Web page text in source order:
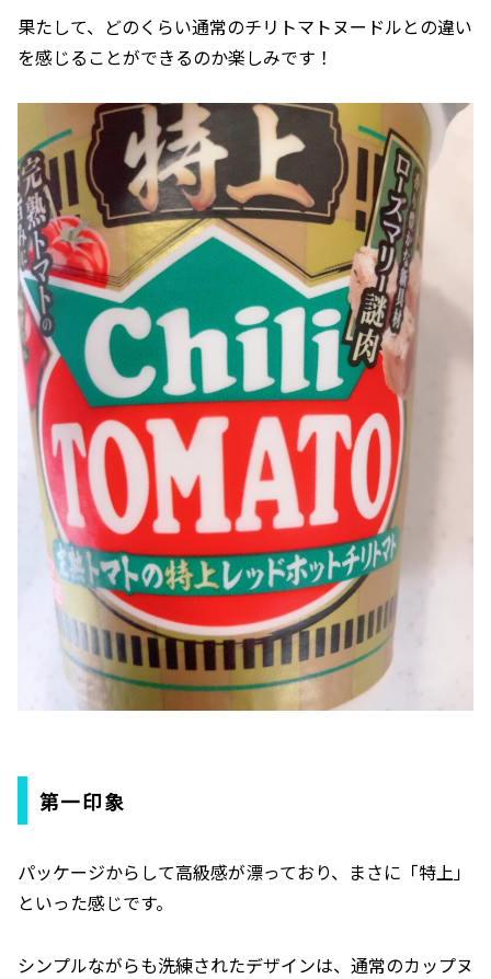
果たして、どのくらい通常のチリトマトヌードルとの違い
を感じることができるのか楽しみです！
第一印象
パッケージからして高級感が漂っており、まさに「特上」
といった感じです。
シンプルながらも洗練されたデザインは、通常のカップヌ